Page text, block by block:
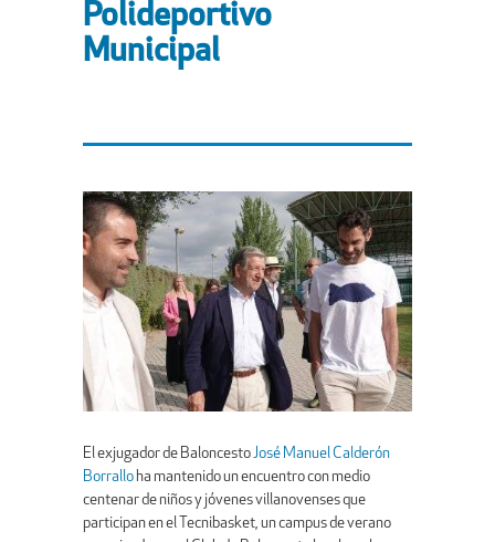
Polideportivo
Municipal
El exjugador de BaloncestoJosé Manuel Calderón
Borralloha mantenido un encuentro con medio
centenar de niños y jóvenes villanovenses que
participan en el Tecnibasket, un campus de verano